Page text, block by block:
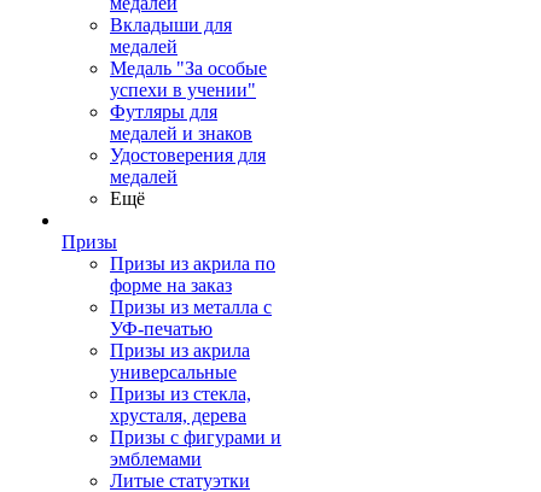
Вкладыши для
медалей
Медаль "За особые
успехи в учении"
Футляры для
медалей и знаков
Удостоверения для
медалей
Ещё
Призы
Призы из акрила по
форме на заказ
Призы из металла с
УФ-печатью
Призы из акрила
универсальные
Призы из стекла,
хрусталя, дерева
Призы с фигурами и
эмблемами
Литые статуэтки